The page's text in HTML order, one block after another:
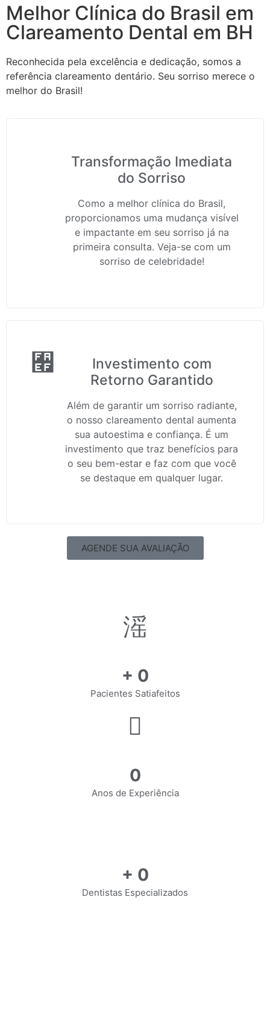
Melhor Clínica do Brasil em
Clareamento Dental em BH
Reconhecida pela excelência e dedicação, somos a
referência clareamento dentário. Seu sorriso merece o
melhor do Brasil!
Transformação Imediata
do Sorriso
Como a melhor clínica do Brasil,
proporcionamos uma mudança visível
e impactante em seu sorriso já na
primeira consulta. Veja-se com um
sorriso de celebridade!
Investimento com
Retorno Garantido
Além de garantir um sorriso radiante,
o nosso clareamento dental aumenta
sua autoestima e confiança. É um
investimento que traz benefícios para
o seu bem-estar e faz com que você
se destaque em qualquer lugar.
AGENDE SUA AVALIAÇÃO
+ 0
Pacientes Satiafeitos
0
Anos de Experiência
+ 0
Dentistas Especializados